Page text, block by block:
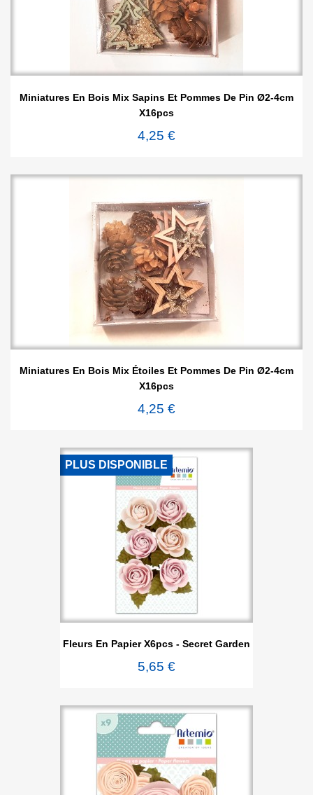
Miniatures En Bois Mix Sapins Et Pommes De Pin Ø2-4cm
X16pcs
4,25 €
Miniatures En Bois Mix Étoiles Et Pommes De Pin Ø2-4cm
X16pcs
4,25 €
Fleurs En Papier X6pcs - Secret Garden
5,65 €
PLUS DISPONIBLE